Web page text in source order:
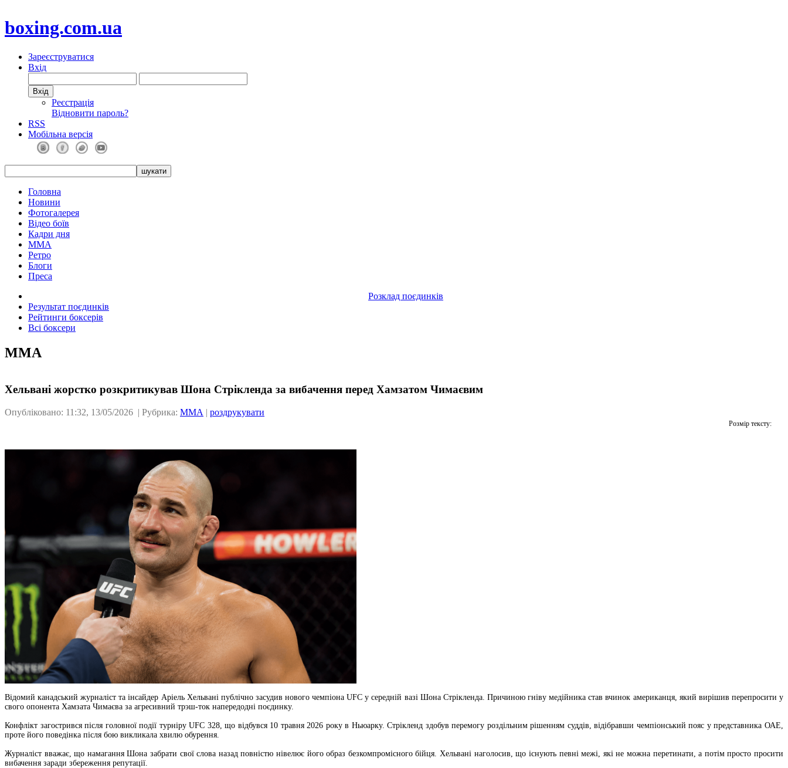
boxing.com.ua
Зареєструватися
Вхід
Реєстрація
Відновити пароль?
RSS
Мобільна версія
Головна
Новини
Фотогалерея
Відео боїв
Кадри дня
ММА
Ретро
Блоги
Преса
Розклад поєдинків
Результат поєдинків
Рейтинги боксерів
Всі боксери
ММА
Хельвані жорстко розкритикував Шона Стрікленда за вибачення перед Хамзатом Чимаєвим
Опубліковано: 11:32, 13/05/2026 | Рубрика: ММА | роздрукувати
Розмір тексту:
Відомий канадський журналіст та інсайдер Аріель Хельвані публічно засудив нового чемпіона UFC у середній вазі Шона Стрікленда. Причиною гніву медійника став вчинок американця, який вирішив перепросити у
свого опонента Хамзата Чимаєва за агресивний трэш-ток напередодні поєдинку.
Конфлікт загострився після головної події турніру UFC 328, що відбувся 10 травня 2026 року в Ньюарку. Стрікленд здобув перемогу роздільним рішенням суддів, відібравши чемпіонський пояс у представника ОАЕ,
проте його поведінка після бою викликала хвилю обурення.
Журналіст вважає, що намагання Шона забрати свої слова назад повністю нівелює його образ безкомпромісного бійця. Хельвані наголосив, що існують певні межі, які не можна перетинати, а потім просто просити
вибачення заради збереження репутації.